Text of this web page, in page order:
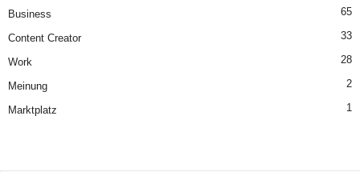
Business 65
Content Creator 33
Work 28
Meinung 2
Marktplatz 1